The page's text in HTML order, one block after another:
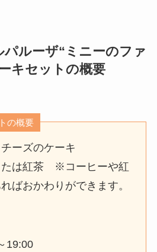
ルーザ“ミニーのファ
キセットの概要
の概要
ーズのケーキ
紅茶 ※コーヒーや紅
ばおかわりができます。
19:00